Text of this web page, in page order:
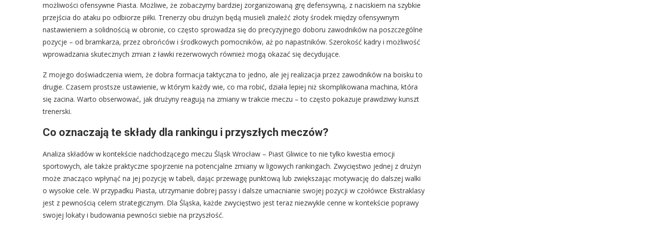
możliwości ofensywne Piasta. Możliwe, że zobaczymy bardziej zorganizowaną grę defensywną, z naciskiem na szybkie
przejścia do ataku po odbiorze piłki. Trenerzy obu drużyn będą musieli znaleźć złoty środek między ofensywnym
nastawieniem a solidnością w obronie, co często sprowadza się do precyzyjnego doboru zawodników na poszczególne
pozycje – od bramkarza, przez obrońców i środkowych pomocników, aż po napastników. Szerokość kadry i możliwość
wprowadzania skutecznych zmian z ławki rezerwowych również mogą okazać się decydujące.
Z mojego doświadczenia wiem, że dobra formacja taktyczna to jedno, ale jej realizacja przez zawodników na boisku to
drugie. Czasem prostsze ustawienie, w którym każdy wie, co ma robić, działa lepiej niż skomplikowana machina, która
się zacina. Warto obserwować, jak drużyny reagują na zmiany w trakcie meczu – to często pokazuje prawdziwy kunszt
trenerski.
Co oznaczają te składy dla rankingu i przyszłych meczów?
Analiza składów w kontekście nadchodzącego meczu Śląsk Wrocław – Piast Gliwice to nie tylko kwestia emocji
sportowych, ale także praktyczne spojrzenie na potencjalne zmiany w ligowych rankingach. Zwycięstwo jednej z drużyn
może znacząco wpłynąć na jej pozycję w tabeli, dając przewagę punktową lub zwiększając motywację do dalszej walki
o wysokie cele. W przypadku Piasta, utrzymanie dobrej passy i dalsze umacnianie swojej pozycji w czołówce Ekstraklasy
jest z pewnością celem strategicznym. Dla Śląska, każde zwycięstwo jest teraz niezwykle cenne w kontekście poprawy
swojej lokaty i budowania pewności siebie na przyszłość.